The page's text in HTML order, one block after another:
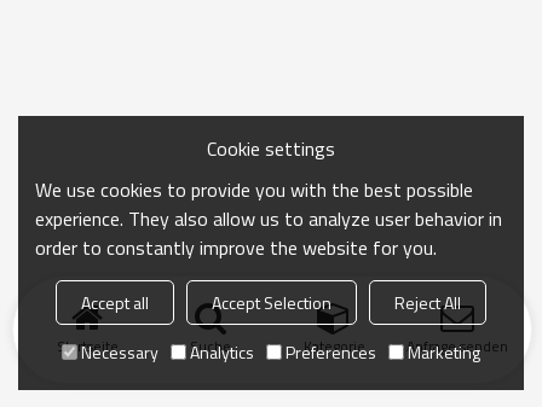
Startseite Suche Kategorie Anfrage senden
Cookie settings
We use cookies to provide you with the best possible
experience. They also allow us to analyze user behavior in
order to constantly improve the website for you.
Accept all Accept Selection
Reject All
Necessary
Analytics Preferences Marketing